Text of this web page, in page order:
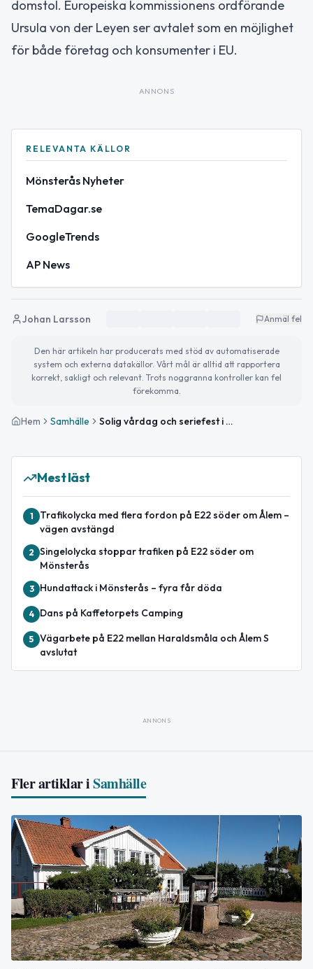
domstol. Europeiska kommissionens ordförande
Ursula von der Leyen ser avtalet som en möjlighet
för både företag och konsumenter i EU.
ANNONS
RELEVANTA KÄLLOR
Mönsterås Nyheter
TemaDagar.se
GoogleTrends
AP News
Johan Larsson Anmäl fel
Den här artikeln har producerats med stöd av automatiserade
system och externa datakällor. Vårt mål är alltid att rapportera
korrekt, sakligt och relevant. Trots noggranna kontroller kan fel
förekomma.
Hem Samhälle Solig vårdag och seriefest i Mönsterås
Mest läst
1
Trafikolycka med flera fordon på E22 söder om Ålem –
vägen avstängd
2 Singelolycka stoppar trafiken på E22 söder om
Mönsterås
3 Hundattack i Mönsterås – fyra får döda
4 Dans på Kaffetorpets Camping
5 Vägarbete på E22 mellan Haraldsmåla och Ålem S
avslutat
ANNONS
Fler artiklar iSamhälle